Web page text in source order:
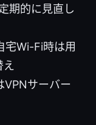
期的に見直し
宅Wi-Fi時は用
VPNサーバー